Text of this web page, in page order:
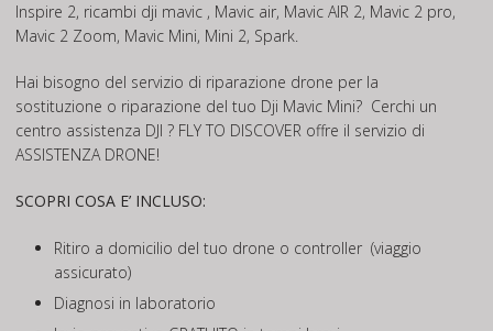
Inspire 2, ricambi dji mavic , Mavic air, Mavic AIR 2, Mavic 2 pro,
Mavic 2 Zoom, Mavic Mini, Mini 2, Spark.
Hai bisogno del servizio di riparazione drone per la
sostituzione o riparazione del tuo Dji Mavic Mini? Cerchi un
centro assistenza DJI ? FLY TO DISCOVER offre il servizio di
ASSISTENZA DRONE!
SCOPRI COSA E’ INCLUSO:
Ritiro a domicilio del tuo drone o controller (viaggio
assicurato)
Diagnosi in laboratorio